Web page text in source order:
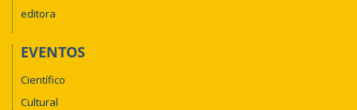
editora
EVENTOS
Científico
Cultural